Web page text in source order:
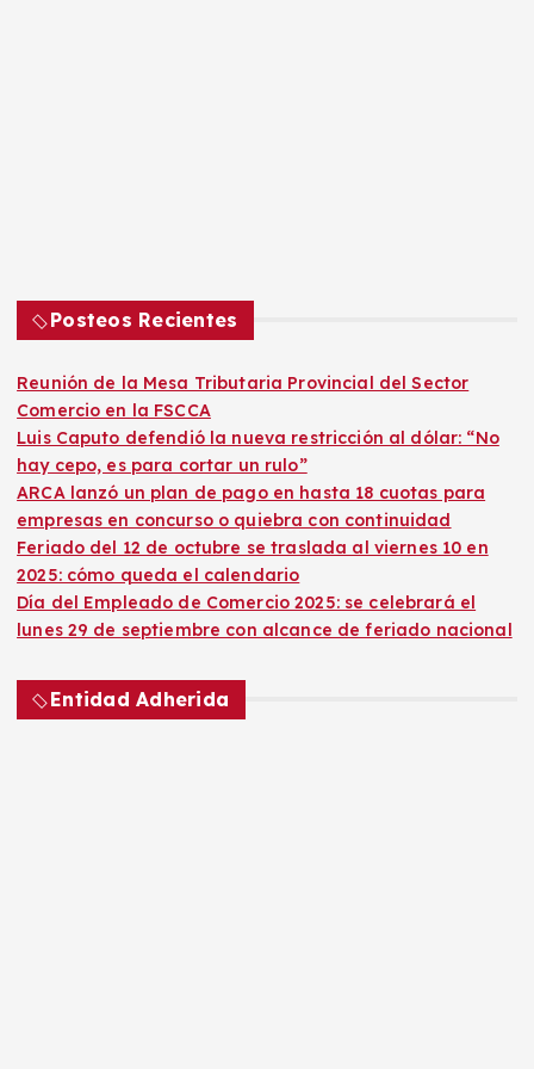
Posteos Recientes
Reunión de la Mesa Tributaria Provincial del Sector
Comercio en la FSCCA
Luis Caputo defendió la nueva restricción al dólar: “No
hay cepo, es para cortar un rulo”
ARCA lanzó un plan de pago en hasta 18 cuotas para
empresas en concurso o quiebra con continuidad
Feriado del 12 de octubre se traslada al viernes 10 en
2025: cómo queda el calendario
Día del Empleado de Comercio 2025: se celebrará el
lunes 29 de septiembre con alcance de feriado nacional
Entidad Adherida